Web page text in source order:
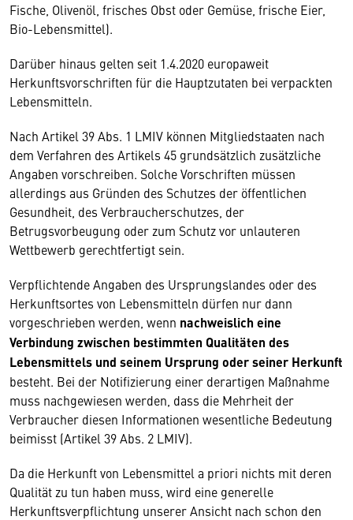
Fische, Olivenöl, frisches Obst oder Gemüse, frische Eier,
Bio-Lebensmittel).
Darüber hinaus gelten seit 1.4.2020 europaweit
Herkunftsvorschriften für die Hauptzutaten bei verpackten
Lebensmitteln.
Nach Artikel 39 Abs. 1 LMIV können Mitgliedstaaten nach
dem Verfahren des Artikels 45 grundsätzlich zusätzliche
Angaben vorschreiben. Solche Vorschriften müssen
allerdings aus Gründen des Schutzes der öffentlichen
Gesundheit, des Verbraucherschutzes, der
Betrugsvorbeugung oder zum Schutz vor unlauteren
Wettbewerb gerechtfertigt sein.
Verpflichtende Angaben des Ursprungslandes oder des
Herkunftsortes von Lebensmitteln dürfen nur dann
vorgeschrieben werden, wenn nachweislich eine
Verbindung zwischen bestimmten Qualitäten des
Lebensmittels und seinem Ursprung oder seiner Herkunft
besteht. Bei der Notifizierung einer derartigen Maßnahme
muss nachgewiesen werden, dass die Mehrheit der
Verbraucher diesen Informationen wesentliche Bedeutung
beimisst (Artikel 39 Abs. 2 LMIV).
Da die Herkunft von Lebensmittel a priori nichts mit deren
Qualität zu tun haben muss, wird eine generelle
Herkunftsverpflichtung unserer Ansicht nach schon den